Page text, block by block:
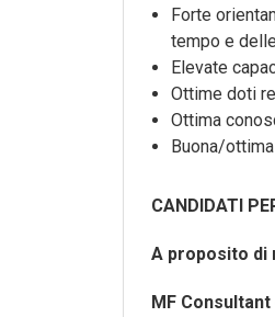
Forte
tempo e
Elevate
Ottime doti
Ottima
Buona/
CANDIDATI
A proposito di
MF Consultant